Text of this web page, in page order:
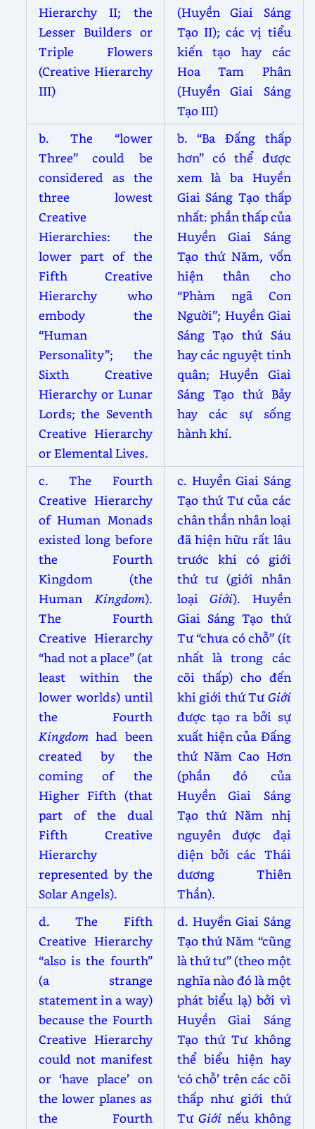
Hierarchy II; the
Lesser Builders or
Triple Flowers
(Creative Hierarchy
III)
(Huyền Giai Sáng
Tạo II); các vị tiểu
kiến tạo hay các
Hoa Tam Phân
(Huyền Giai Sáng
Tạo III)
b. The “lower
Three” could be
considered as the
three lowest
Creative
Hierarchies: the
lower part of the
Fifth Creative
Hierarchy who
embody the
“Human
Personality”; the
Sixth Creative
Hierarchy or Lunar
Lords; the Seventh
Creative Hierarchy
or Elemental Lives.
b. “Ba Đấng thấp
hơn” có thể được
xem là ba Huyền
Giai Sáng Tạo thấp
nhất: phần thấp của
Huyền Giai Sáng
Tạo thứ Năm, vốn
hiện thân cho
“Phàm ngã Con
Người”; Huyền Giai
Sáng Tạo thứ Sáu
hay các nguyệt tinh
quân; Huyền Giai
Sáng Tạo thứ Bảy
hay các sự sống
hành khí.
c. The Fourth
Creative Hierarchy
of Human Monads
existed long before
the Fourth
Kingdom (the
Human Kingdom).
The Fourth
Creative Hierarchy
“had not a place” (at
least within the
lower worlds) until
the Fourth
Kingdomhad been
created by the
coming of the
Higher Fifth (that
part of the dual
Fifth Creative
Hierarchy
represented by the
Solar Angels).
c. Huyền Giai Sáng
Tạo thứ Tư của các
chân thần nhân loại
đã hiện hữu rất lâu
trước khi có giới
thứ tư (giới nhân
loại Giới). Huyền
Giai Sáng Tạo thứ
Tư “chưa có chỗ” (ít
nhất là trong các
cõi thấp) cho đến
khi giới thứ Tư Giới
được tạo ra bởi sự
xuất hiện của Đấng
thứ Năm Cao Hơn
(phần đó của
Huyền Giai Sáng
Tạo thứ Năm nhị
nguyên được đại
diện bởi các Thái
dương Thiên
Thần).
d. The Fifth
Creative Hierarchy
“also is the fourth”
(a strange
statement in a way)
because the Fourth
Creative Hierarchy
could not manifest
or ‘have place’ on
the lower planes as
the Fourth
d. Huyền Giai Sáng
Tạo thứ Năm “cũng
là thứ tư” (theo một
nghĩa nào đó là một
phát biểu lạ) bởi vì
Huyền Giai Sáng
Tạo thứ Tư không
thể biểu hiện hay
‘có chỗ’ trên các cõi
thấp như giới thứ
TưGiới nếu không